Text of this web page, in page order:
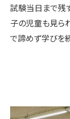
試験当日まで残
子の児童も見ら
で諦めず学びを